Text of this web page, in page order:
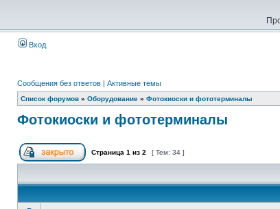
Вход
Сообщения без ответов | Активные темы
Список форумов » Оборудование » Фотокиоски и фототерминалы
Фотокиоски и фототерминалы
Страница 1 из 2 [ Тем: 34 ]